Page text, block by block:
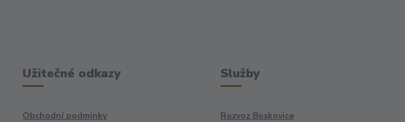
Užitečné odkazy
Obchodní podmínky
Služby
Rozvoz Boskovice